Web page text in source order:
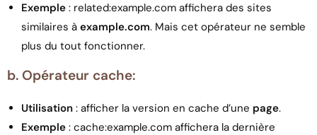
Exemple : related:example.com affichera des sites
similaires à example.com. Mais cet opérateur ne semble
plus du tout fonctionner.
b. Opérateur cache:
Utilisation : afficher la version en cache d’une page.
Exemple : cache:example.com affichera la dernière